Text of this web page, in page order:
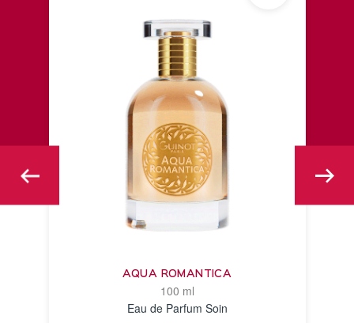
AQUA ROMANTICA
100 ml
Eau de Parfum Soin